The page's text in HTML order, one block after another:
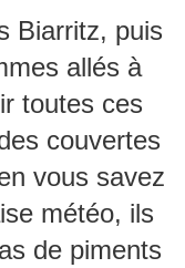
Biarritz, puis
allés à
toutes ces
couvertes
vous savez
météo, ils
de piments